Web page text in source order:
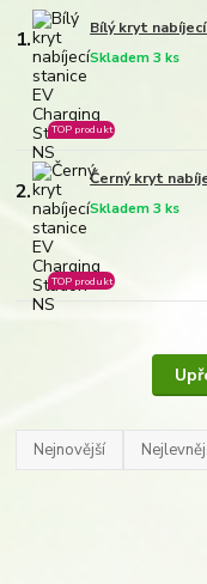
1. Bílý kryt
Skladem 3 ks
TOP produkt
2. Černý kryt
Skladem 3 ks
TOP produkt
Nejnovější